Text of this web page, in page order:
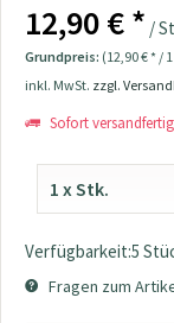
12,90 € * /
Grundpreis: (12,90 € * /
inkl. MwSt. zzgl.
Sofort
Verfügbarkeit:5
Fragen zum